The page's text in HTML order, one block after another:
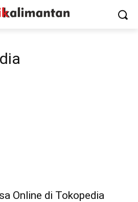
Online di Tokopedia